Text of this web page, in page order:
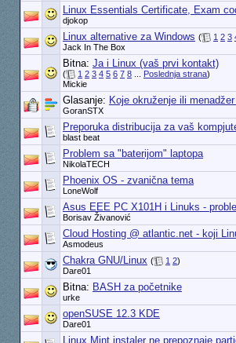
Linux Essentials Certificate, Exam
djokop
Linux alternative za Windows ( 1 2 3
Jack In The Box
Bitna: Ja i Linux (vaš prvi kontakt)
( 1 2 3 4 5 6 7 8... Poslednja strana)
Mickie
Glasanje: Koje okruženje ili
GoranSTX
Preporuka distribucija za vaš
blast beat
Problem sa "baterijom" laptopa
NikolaTECH
Phoenix OS - zvanična tema
LoneWolf
Asus EEE PC X101H i Linuks -
Borisav Živanović
Cloud Hosting @ atlantic.net - koji
Asmodeus
Chakra GNU/Linux ( 1 2)
Dare01
Bitna: BASH za početnike
urke
openSUSE 12.3 KDE
Dare01
Linux Mint instaler ne prepoznaje